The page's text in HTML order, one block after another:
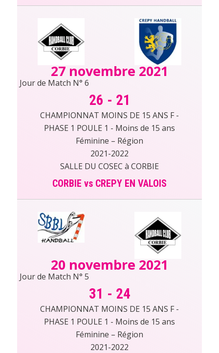
27 novembre 2021
Jour de Match N° 6
26 - 21
CHAMPIONNAT MOINS DE 15 ANS F -
PHASE 1 POULE 1 - Moins de 15 ans
Féminine – Région
2021-2022
SALLE DU COSEC à CORBIE
CORBIE vs CREPY EN VALOIS
20 novembre 2021
Jour de Match N° 5
31 - 24
CHAMPIONNAT MOINS DE 15 ANS F -
PHASE 1 POULE 1 - Moins de 15 ans
Féminine – Région
2021-2022